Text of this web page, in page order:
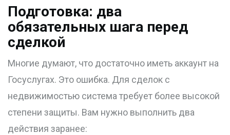
Подготовка: два
обязательных шага перед
сделкой
Многие думают, что достаточно иметь аккаунт на
Госуслугах. Это ошибка. Для сделок с
недвижимостью система требует более высокой
степени защиты. Вам нужно выполнить два
действия заранее: